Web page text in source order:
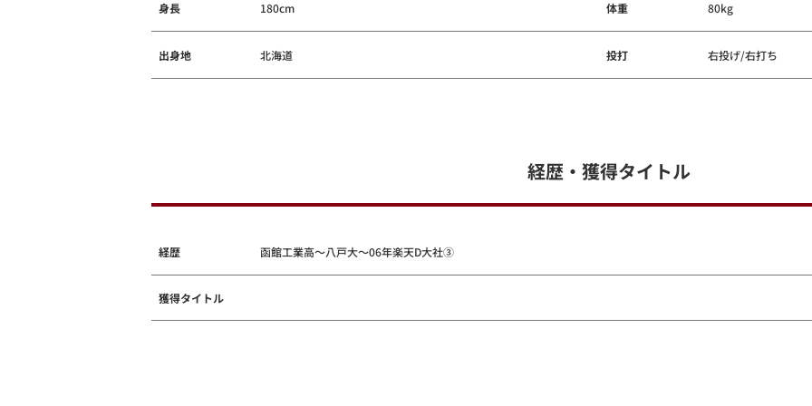
身長 180cm 体重 80kg
出身地 北海道 投打 右投げ/右打ち
経歴・獲得タイトル
経歴 函館工業高～八戸大～06年楽天D大社③
獲得タイトル